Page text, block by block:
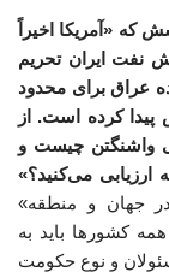
که «آمریکا اخیراً
نفت ایران تحریم
عراق برای محدود
پیدا کرده است. از
واشنگتن چیست و
ارزیابی می‌کنید؟»
جهان و منطقه»
کشورها باید به
و نوع حکومت